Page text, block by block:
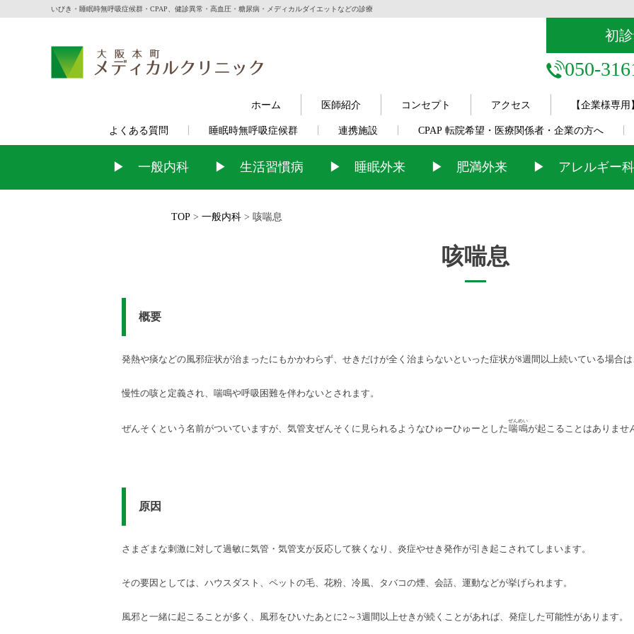
いびき・睡眠時無呼吸症候群・CPAP、健診異常・高血圧・糖尿病・メディカルダイエットなどの診療
大阪本町メディカルクリニック【内科・睡眠科】本町｜高血圧・糖尿病・CPAP・睡眠時無呼吸症候群・ダイエット
初
050-
ホーム 医師紹介 コンセプト アクセス 【企業様専
よくある質問 睡眠時無呼吸症候群 連携施設 CPAP 転院希望・医療関係者・企業の方へ
一般内科 生活習慣病 睡眠外来 肥満外来 アレルギー科
TOP > 一般内科 > 咳喘息
咳喘息
概要
発熱や痰などの風邪症状が治まったにもかかわらず、せきだけが全く治まらないといった症状が8週間以上続いている場合は
慢性の咳と定義され、喘鳴や呼吸困難を伴わないとされます。
ぜんそくという名前がついていますが、気管支ぜんそくに見られるようなひゅーひゅーとした喘鳴
ぜんめい
が起こることはありませ
原因
さまざまな刺激に対して過敏に気管・気管支が反応して狭くなり、炎症やせき発作が引き起こされてしまいます。
その要因としては、ハウスダスト、ペットの毛、花粉、冷風、タバコの煙、会話、運動などが挙げられます。
風邪と一緒に起こることが多く、風邪をひいたあとに2～3週間以上せきが続くことがあれば、発症した可能性があります。